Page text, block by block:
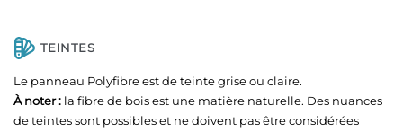
TEINTES
Le panneau Polyfibre est de teinte grise ou claire.
À noter : la fibre de bois est une matière naturelle. Des nuances
de teintes sont possibles et ne doivent pas être considérées